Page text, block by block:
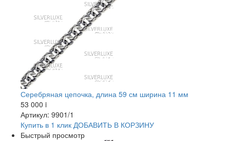
Серебряная цепочка, длина 59 см ширина 11 мм
53 000 i
Артикул: 9901/1
Купить в 1 клик ДОБАВИТЬ В КОРЗИНУ
Быстрый просмотр